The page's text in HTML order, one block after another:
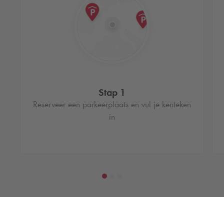
Stap 1
Reserveer een parkeerplaats en vul je kenteken
in